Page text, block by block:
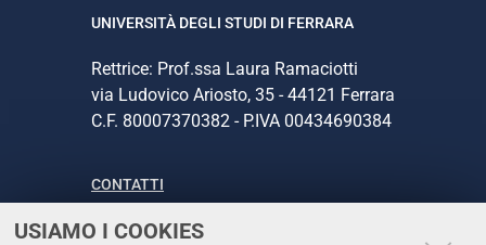
USIAMO I COOKIES
UNIVERSITÀ DEGLI STUDI DI FERRARA
Rettrice: Prof.ssa Laura Ramaciotti
via Ludovico Ariosto, 35 - 44121 Ferrara
C.F. 80007370382 - P.IVA 00434690384
CONTATTI
Tel. +39 0532 293111